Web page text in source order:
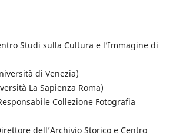
Studi sulla Cultura e l’Immagine di
di Venezia)
La Sapienza Roma)
Collezione Fotografia
dell’Archivio Storico e Centro